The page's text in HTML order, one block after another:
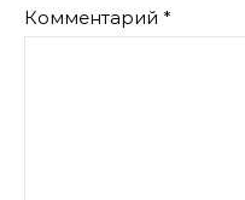
Комментарий *